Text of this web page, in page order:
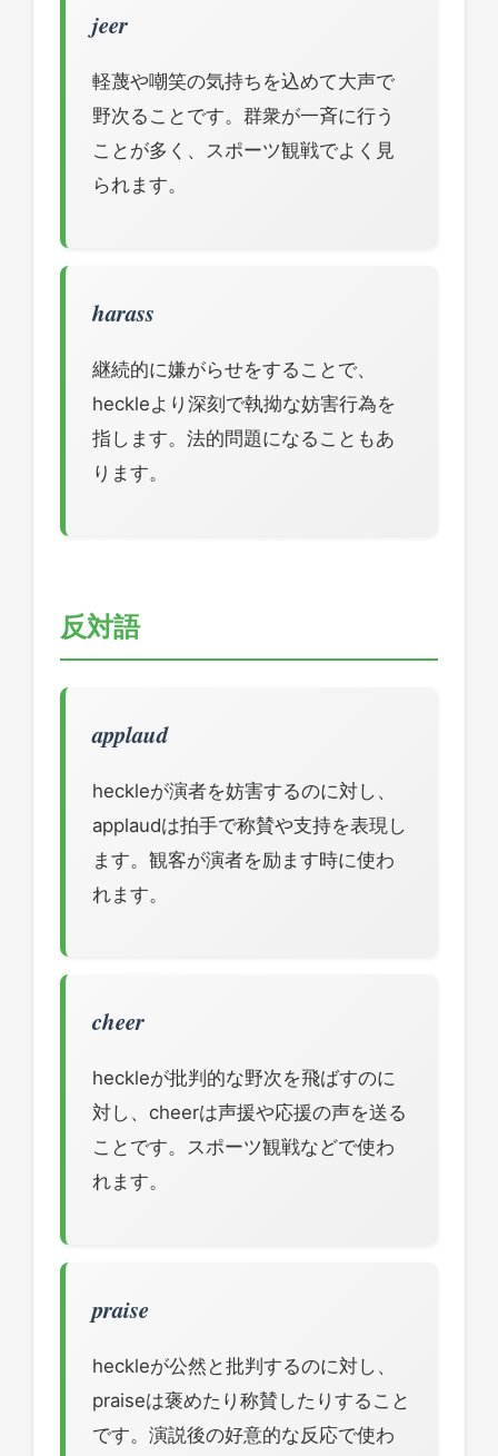
jeer
軽蔑や嘲笑の気持ちを込めて大声で
野次ることです。群衆が一斉に行う
ことが多く、スポーツ観戦でよく見
られます。
harass
継続的に嫌がらせをすることで、
heckleより深刻で執拗な妨害行為を
指します。法的問題になることもあ
ります。
反対語
applaud
heckleが演者を妨害するのに対し、
applaudは拍手で称賛や支持を表現し
ます。観客が演者を励ます時に使わ
れます。
cheer
heckleが批判的な野次を飛ばすのに
対し、cheerは声援や応援の声を送る
ことです。スポーツ観戦などで使わ
れます。
praise
heckleが公然と批判するのに対し、
praiseは褒めたり称賛したりすること
です。演説後の好意的な反応で使わ